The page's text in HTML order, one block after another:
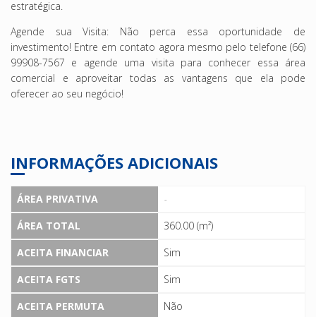
estratégica.
Agende sua Visita: Não perca essa oportunidade de
investimento! Entre em contato agora mesmo pelo telefone (66)
99908-7567 e agende uma visita para conhecer essa área
comercial e aproveitar todas as vantagens que ela pode
oferecer ao seu negócio!
INFORMAÇÕES ADICIONAIS
ÁREA PRIVATIVA -
ÁREA TOTAL
360.00 (m²)
ACEITA FINANCIAR
Sim
ACEITA FGTS
Sim
ACEITA PERMUTA
Não